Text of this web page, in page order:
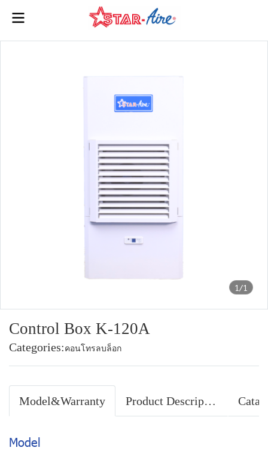
1/1
Control Box K-120A
Categories: คอนโทรลบล็อก
Model&Warranty Product Description
Model